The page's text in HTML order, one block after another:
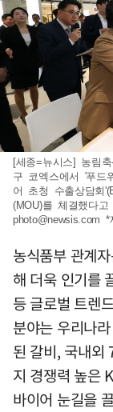
[세종=뉴시스] 농림
구 코엑스에서 '푸드
어 초청 수출상담회
(MOU)를 체결했다
photo@newsis.com *
농식품부 관계
해 더욱 인기를
등 글로벌 트렌
분야는 우리나
된 갈비, 국내외
지 경쟁력 높은
바이어 눈길을